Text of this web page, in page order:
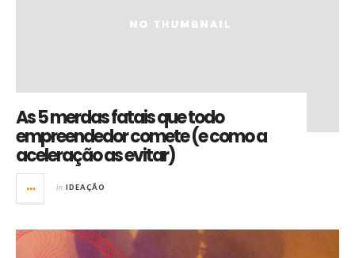
As 5 merdas fatais que todo
empreendedor comete (e como a
aceleração as evitar)
in IDEAÇÃO